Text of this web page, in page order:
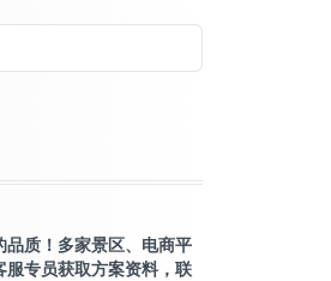
质！多家景区、电商平
服专员获取方案资料，联